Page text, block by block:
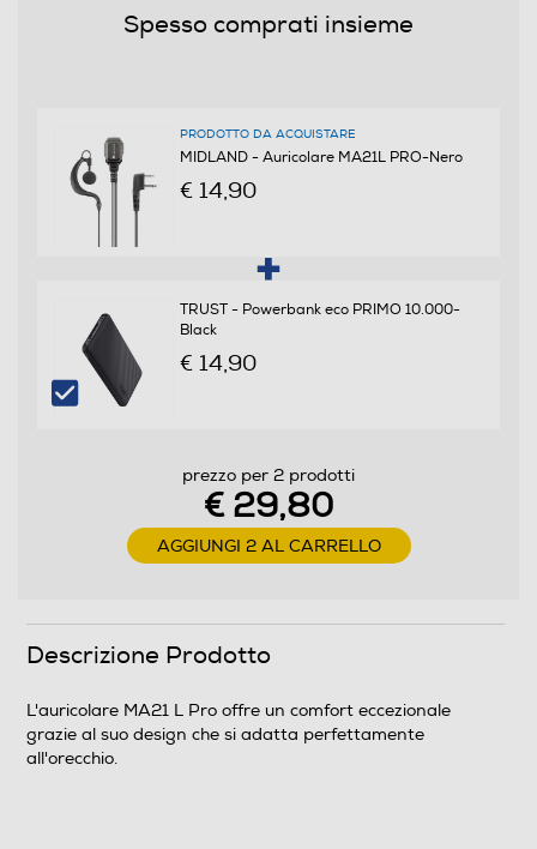
Spesso comprati insieme
PRODOTTO DA ACQUISTARE
MIDLAND - Auricolare MA21L PRO-Nero
€ 14,90
TRUST - Powerbank eco PRIMO 10.000-
Black
€ 14,90
prezzo per 2 prodotti
€ 29,80
AGGIUNGI 2 AL CARRELLO
Descrizione Prodotto
L'auricolare MA21 L Pro offre un comfort eccezionale
grazie al suo design che si adatta perfettamente
all'orecchio.